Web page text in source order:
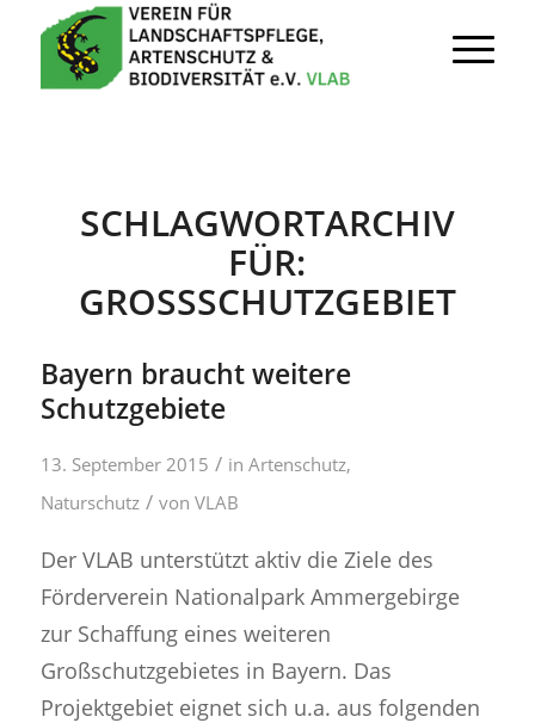
SCHLAGWORTARCHIV
FÜR:
GROSSSCHUTZGEBIET
Bayern braucht weitere
Schutzgebiete
13. September 2015 / in Artenschutz,
Naturschutz / von VLAB
Der VLAB unterstützt aktiv die Ziele des
Förderverein Nationalpark Ammergebirge
zur Schaffung eines weiteren
Großschutzgebietes in Bayern. Das
Projektgebiet eignet sich u.a. aus folgenden